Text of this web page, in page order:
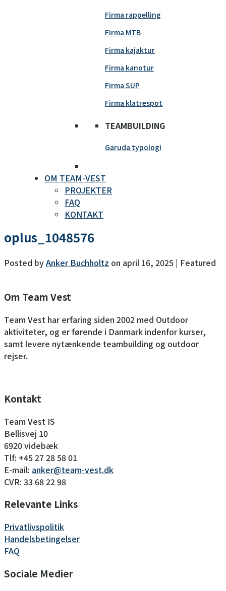
Firma rappelling
Firma MTB
Firma kajaktur
Firma kanotur
Firma SUP
Firma klatrespot
TEAMBUILDING
Garuda typologi
OM TEAM-VEST
PROJEKTER
FAQ
KONTAKT
oplus_1048576
Posted byAnker Buchholtz on april 16, 2025 | Featured
Om Team Vest
Team Vest har erfaring siden 2002 med Outdoor
aktiviteter, og er førende i Danmark indenfor kurser,
samt levere nytænkende teambuilding og outdoor
rejser.
Kontakt
Team Vest IS
Bellisvej 10
6920 videbæk
Tlf: +45 27 28 58 01
E-mail: anker@team-vest.dk
CVR: 33 68 22 98
Relevante Links
Privatlivspolitik
Handelsbetingelser
FAQ
Sociale Medier